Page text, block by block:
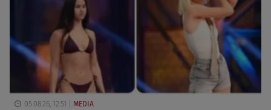
05.08.26, 12:51 MEDIA